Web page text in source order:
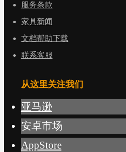
服务条款
家具新闻
文档帮助下载
联系客服
从这里关注我们
亚马逊
安卓市场
AppStore